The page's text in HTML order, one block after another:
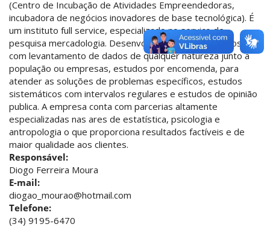
(Centro de Incubação de Atividades Empreendedoras,
incubadora de negócios inovadores de base tecnológica). É
um instituto full service, especializado no serviço de
pesquisa mercadologia. Desenvolve estudos e projetos
com levantamento de dados de qualquer natureza junto à
população ou empresas, estudos por encomenda, para
atender as soluções de problemas específicos, estudos
sistemáticos com intervalos regulares e estudos de opinião
publica. A empresa conta com parcerias altamente
especializadas nas ares de estatística, psicologia e
antropologia o que proporciona resultados factíveis e de
maior qualidade aos clientes.
Responsável:
Diogo Ferreira Moura
E-mail:
diogao_mourao@hotmail.com
Telefone:
(34) 9195-6470